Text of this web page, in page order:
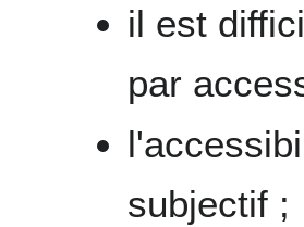
il est
par
subjectif ;